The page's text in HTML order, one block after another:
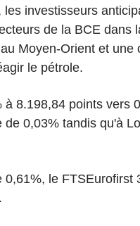
investisseurs
de la BCE dans
Moyen-Orient et une
le pétrole.
8.198,84 points vers
0,03% tandis qu'à
le FTSEurofirst